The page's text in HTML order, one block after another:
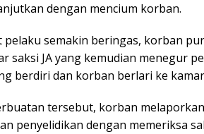
dengan mencium korban.
pelaku semakin beringas, korban
saksi JA yang kemudian menegur
berdiri dan korban berlari ke
tersebut, korban
penyelidikan dengan memeriksa